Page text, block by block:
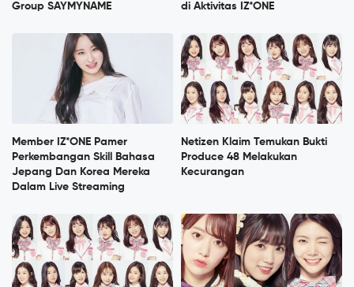
Group SAYMYNAME
di Aktivitas IZ*ONE
Member IZ*ONE Pamer
Perkembangan Skill Bahasa
Jepang Dan Korea Mereka
Dalam Live Streaming
Netizen Klaim Temukan Bukti
Produce 48 Melakukan
Kecurangan